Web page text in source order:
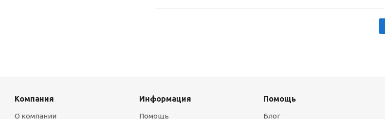
Компания
О компании
Информация
Помощь
Помощь
Блог